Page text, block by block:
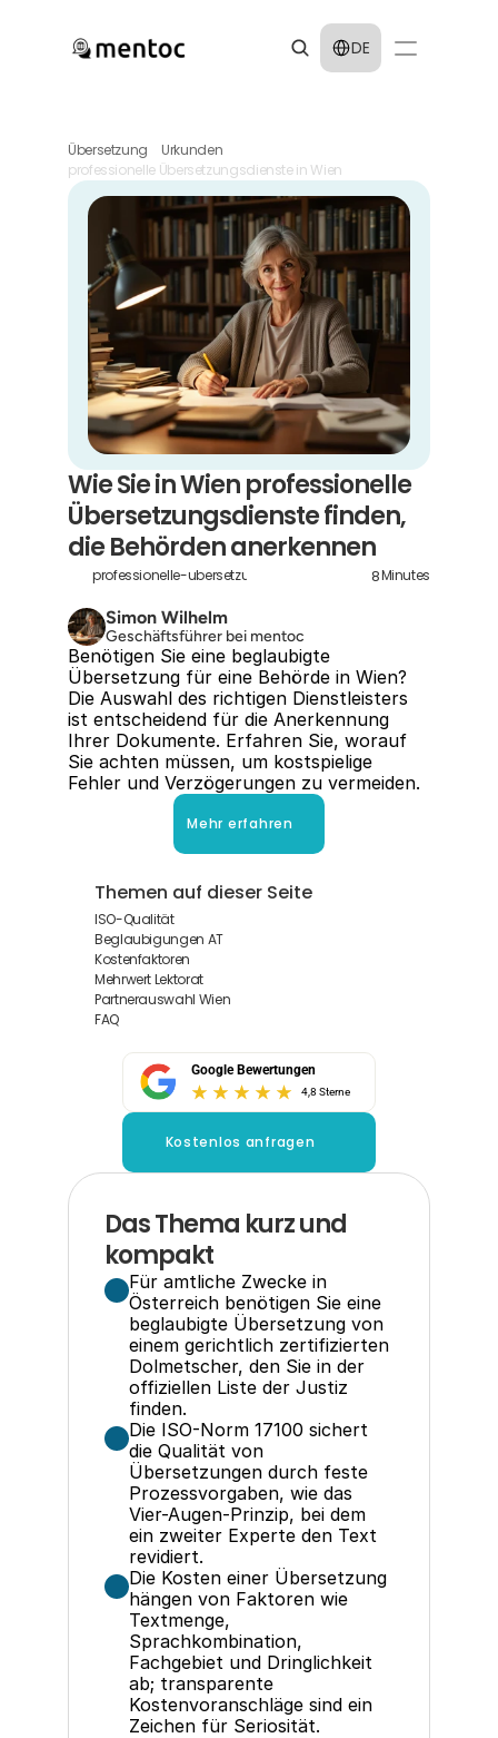
Select Language
DE
Übersetzung
Urkunden
professionelle Übersetzungsdienste in Wien
Wie Sie in Wien professionelle
Übersetzungsdienste finden,
die Behörden anerkennen
professionelle-ubersetzungsdienste-in-wien
8Minutes
Simon Wilhelm
Geschäftsführer bei mentoc
Benötigen Sie eine beglaubigte
Übersetzung für eine Behörde in Wien?
Die Auswahl des richtigen Dienstleisters
ist entscheidend für die Anerkennung
Ihrer Dokumente. Erfahren Sie, worauf
Sie achten müssen, um kostspielige
Fehler und Verzögerungen zu vermeiden.
Mehr erfahren
Themen auf dieser Seite
ISO-Qualität
Beglaubigungen AT
Kostenfaktoren
Mehrwert Lektorat
Partnerauswahl Wien
FAQ
Google Bewertungen
4,8 Sterne
Kostenlos anfragen
Das Thema kurz und
kompakt
Für amtliche Zwecke in
Österreich benötigen Sie eine
beglaubigte Übersetzung von
einem gerichtlich zertifizierten
Dolmetscher, den Sie in der
offiziellen Liste der Justiz
finden.
Die ISO-Norm 17100 sichert
die Qualität von
Übersetzungen durch feste
Prozessvorgaben, wie das
Vier-Augen-Prinzip, bei dem
ein zweiter Experte den Text
revidiert.
Die Kosten einer Übersetzung
hängen von Faktoren wie
Textmenge,
Sprachkombination,
Fachgebiet und Dringlichkeit
ab; transparente
Kostenvoranschläge sind ein
Zeichen für Seriosität.